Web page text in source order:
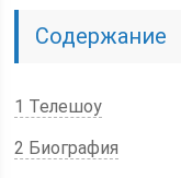
Содержание
1 Телешоу
2 Биография